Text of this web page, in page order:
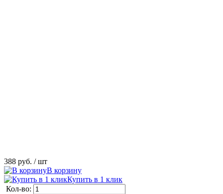
388 руб. / шт
В корзину
Купить в 1 клик
Кол-во: